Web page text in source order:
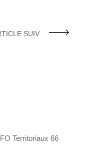
SUIV
Territoriaux 66